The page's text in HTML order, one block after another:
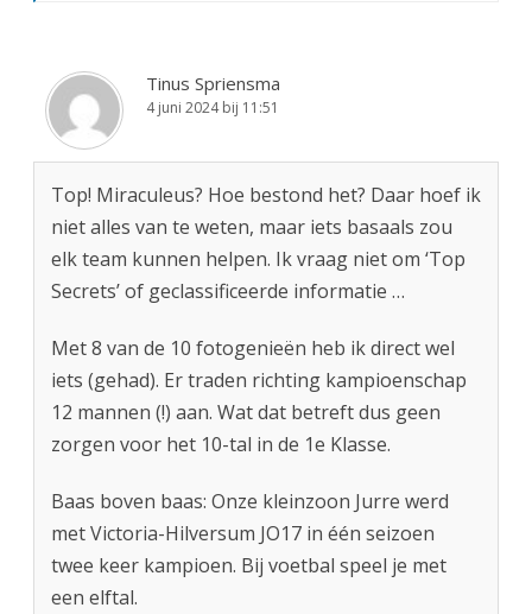
a
m
p
i
o
n
!
Tinus Spriensma
4 juni 2024 bij 11:51
Top! Miraculeus? Hoe bestond het? Daar hoef ik
niet alles van te weten, maar iets basaals zou
elk team kunnen helpen. Ik vraag niet om ‘Top
Secrets’ of geclassificeerde informatie …
Met 8 van de 10 fotogenieën heb ik direct wel
iets (gehad). Er traden richting kampioenschap
12 mannen (!) aan. Wat dat betreft dus geen
zorgen voor het 10-tal in de 1e Klasse.
Baas boven baas: Onze kleinzoon Jurre werd
met Victoria-Hilversum JO17 in één seizoen
twee keer kampioen. Bij voetbal speel je met
een elftal.